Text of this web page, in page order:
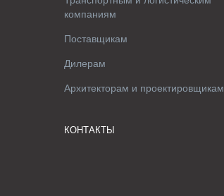
компаниям
Поставщикам
Дилерам
Архитекторам и проектировщикам
КОНТАКТЫ